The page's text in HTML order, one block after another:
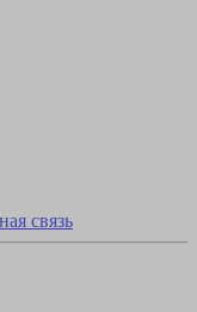
связь